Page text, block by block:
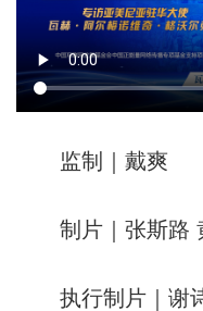
监制｜戴爽
制片｜张斯路
执行制片｜谢